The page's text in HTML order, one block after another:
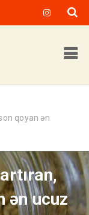
qoyan ən
ən ucuz